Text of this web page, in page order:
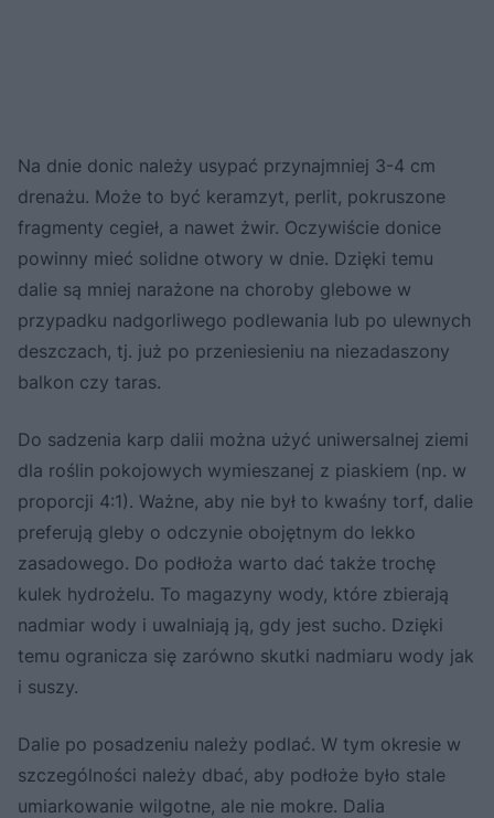
Na dnie donic należy usypać przynajmniej 3-4 cm
drenażu. Może to być keramzyt, perlit, pokruszone
fragmenty cegieł, a nawet żwir. Oczywiście donice
powinny mieć solidne otwory w dnie. Dzięki temu
dalie są mniej narażone na choroby glebowe w
przypadku nadgorliwego podlewania lub po ulewnych
deszczach, tj. już po przeniesieniu na niezadaszony
balkon czy taras.
Do sadzenia karp dalii można użyć uniwersalnej ziemi
dla roślin pokojowych wymieszanej z piaskiem (np. w
proporcji 4:1). Ważne, aby nie był to kwaśny torf, dalie
preferują gleby o odczynie obojętnym do lekko
zasadowego. Do podłoża warto dać także trochę
kulek hydrożelu. To magazyny wody, które zbierają
nadmiar wody i uwalniają ją, gdy jest sucho. Dzięki
temu ogranicza się zarówno skutki nadmiaru wody jak
i suszy.
Dalie po posadzeniu należy podlać. W tym okresie w
szczególności należy dbać, aby podłoże było stale
umiarkowanie wilgotne, ale nie mokre. Dalia